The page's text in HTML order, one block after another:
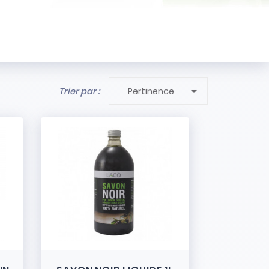
Trier par : Pertinence 